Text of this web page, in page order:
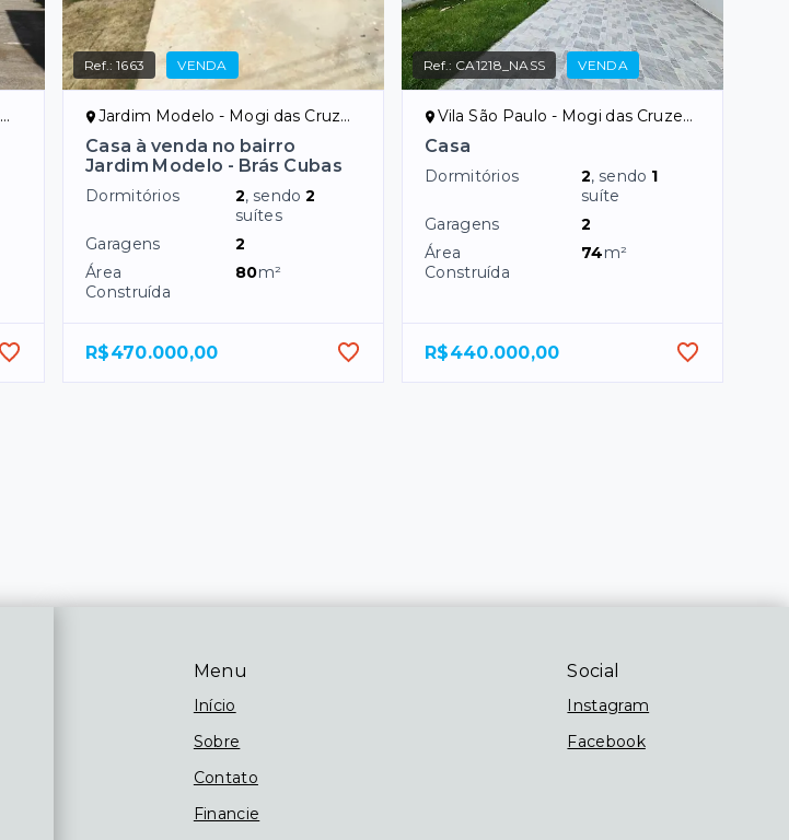
Ref.:1663 VENDA
Jardim Modelo - Mogi das Cruzes/SP
Casa à venda no bairro
Jardim Modelo - Brás Cubas
Dormitórios 2, sendo2
suítes
Garagens
2
Área
Construída
80m²
R$470.000,00
Ref.: CA1218_NASS VENDA
Vila São Paulo - Mogi das Cruzes/SP
Casa
Dormitórios 2, sendo 1
suíte
Garagens
2
Área
Construída
74m²
R$440.000,00
Menu
Início
Sobre
Contato
Financie
Social
Instagram
Facebook